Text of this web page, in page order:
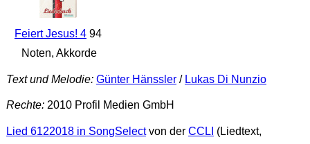
Feiert Jesus! 494
Noten, Akkorde
Text und Melodie: Günter Hänssler/ Lukas Di Nunzio
Rechte:2010 Profil Medien GmbH
Lied 6122018 in SongSelectvon der CCLI (Liedtext,